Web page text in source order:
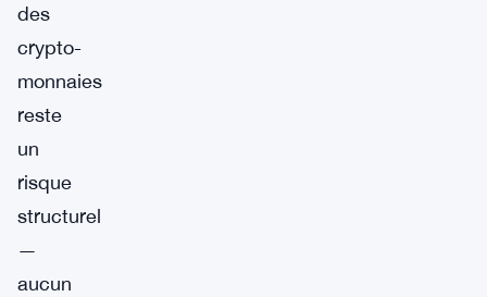
des
crypto-
monnaies
reste
un
risque
structurel
—
aucun